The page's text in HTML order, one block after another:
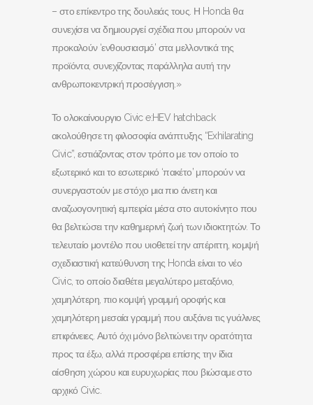
– στο επίκεντρο της δουλειάς τους. Η Honda θα
συνεχίσει να δημιουργεί σχέδια που μπορούν να
προκαλούν ‘ενθουσιασμό’ στα μελλοντικά της
προϊόντα, συνεχίζοντας παράλληλα αυτή την
ανθρωποκεντρική προσέγγιση.»
Το ολοκαίνουργιο Civic e:HEV hatchback
ακολούθησε τη φιλοσοφία ανάπτυξης “Exhilarating
Civic”, εστιάζοντας στον τρόπο με τον οποίο το
εξωτερικό και το εσωτερικό ‘πακέτο’ μπορούν να
συνεργαστούν με στόχο μια πιο άνετη και
αναζωογονητική εμπειρία μέσα στο αυτοκίνητο που
θα βελτιώσει την καθημερινή ζωή των ιδιοκτητών. Το
τελευταίο μοντέλο που υιοθετεί την απέριττη, κομψή
σχεδιαστική κατεύθυνση της Honda είναι το νέο
Civic, το οποίο διαθέτει μεγαλύτερο μεταξόνιο,
χαμηλότερη, πιο κομψή γραμμή οροφής και
χαμηλότερη μεσαία γραμμή που αυξάνει τις γυάλινες
επιφάνειες. Αυτό όχι μόνο βελτιώνει την ορατότητα
προς τα έξω, αλλά προσφέρει επίσης την ίδια
αίσθηση χώρου και ευρυχωρίας που βιώσαμε στο
αρχικό Civic.